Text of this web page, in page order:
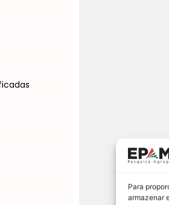
Para
armazenar